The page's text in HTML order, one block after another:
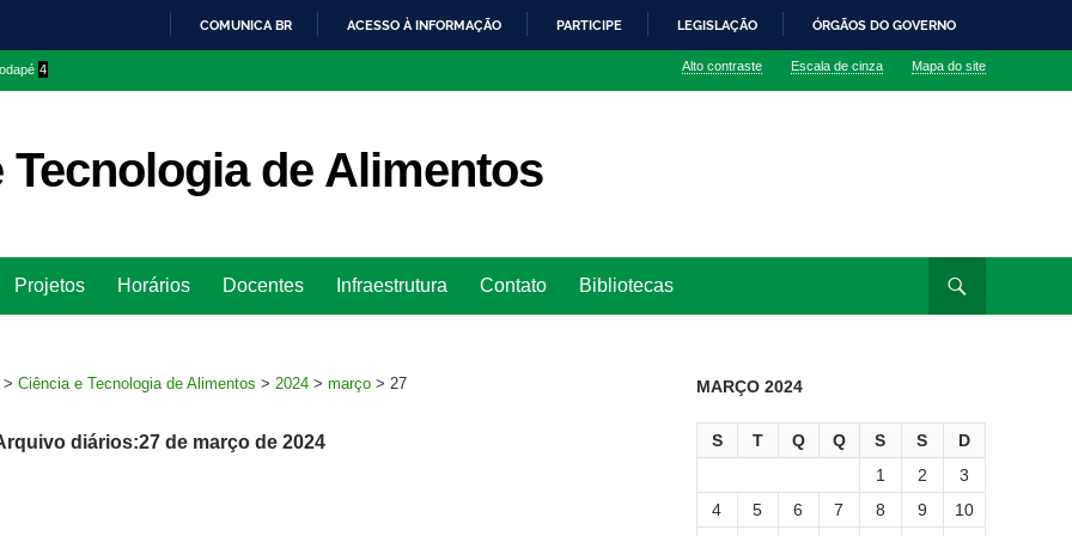
O
COMUNICA BR ACESSO À INFORMAÇÃO PARTICIPE LEGISLAÇÃO ÓRGÃOS DO GOVERNO
4 Alto contraste Escala de cinza Mapa do site
Tecnologia de Alimentos
para
Projetos Horários Docentes Infraestrutura Contato Bibliotecas
> Ciência e Tecnologia de Alimentos > 2024 > março > 27
diários:27 de março de 2024
MARÇO 2024
S T Q Q S S
D
1
2
3
4
5 6 7 8 9
10